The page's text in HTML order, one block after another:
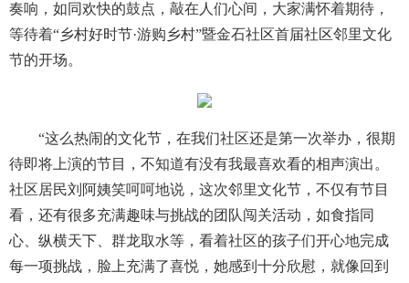
奏响，如同欢快的鼓点，敲在人们心间，大家满怀着期待，
等待着“乡村好时节·游购乡村”暨金石社区首届社区邻里文化
节的开场。
“这么热闹的文化节，在我们社区还是第一次举办，很期
待即将上演的节目，不知道有没有我最喜欢看的相声演出。
社区居民刘阿姨笑呵呵地说，这次邻里文化节，不仅有节目
看，还有很多充满趣味与挑战的团队闯关活动，如食指同
心、纵横天下、群龙取水等，看着社区的孩子们开心地完成
每一项挑战，脸上充满了喜悦，她感到十分欣慰，就像回到